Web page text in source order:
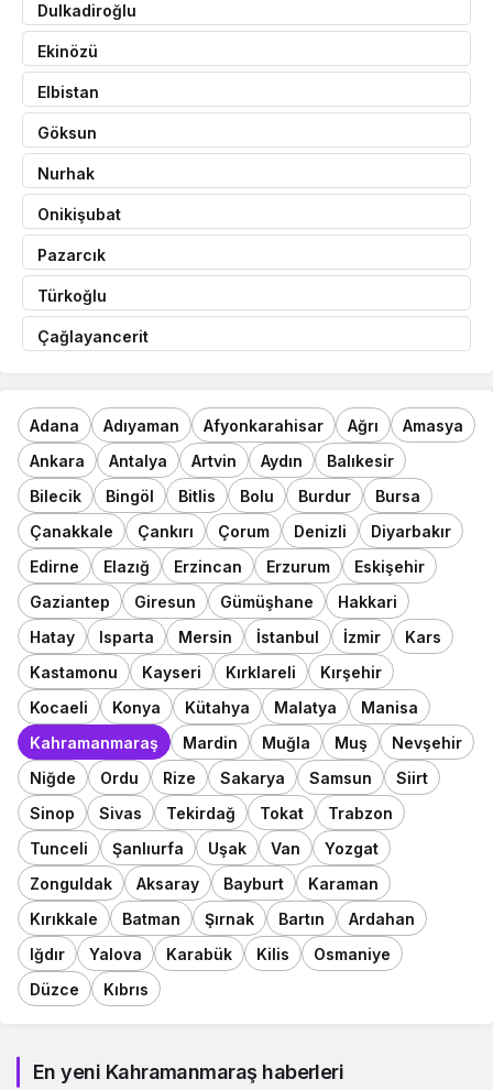
Dulkadiroğlu
Ekinözü
Elbistan
Göksun
Nurhak
Onikişubat
Pazarcık
Türkoğlu
Çağlayancerit
Adana Adıyaman Afyonkarahisar Ağrı
Amasya
Ankara
Antalya Artvin Aydın
Balıkesir
Bilecik
Bingöl Bitlis Bolu Burdur
Bursa
Çanakkale
Çankırı Çorum Denizli
Diyarbakır
Edirne
Elazığ Erzincan Erzurum
Eskişehir
Gaziantep
Giresun Gümüşhane
Hakkari
Hatay
Isparta Mersin İstanbul İzmir
Kars
Kastamonu
Kayseri Kırklareli
Kırşehir
Kocaeli
Konya Kütahya Malatya
Manisa
Kahramanmaraş
Mardin Muğla Muş
Nevşehir
Niğde
Ordu Rize Sakarya Samsun
Siirt
Sinop
Sivas Tekirdağ Tokat
Trabzon
Tunceli
Şanlıurfa Uşak Van
Yozgat
Zonguldak
Aksaray Bayburt
Karaman
Kırıkkale
Batman Şırnak Bartın
Ardahan
Iğdır
Yalova Karabük Kilis
Osmaniye
Düzce
Kıbrıs
En yeni Kahramanmaraş haberleri